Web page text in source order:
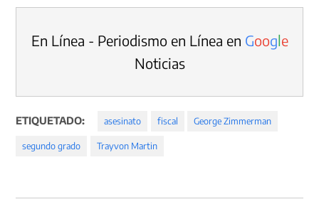
En Línea - Periodismo en Línea en Google
Noticias
ETIQUETADO: asesinato fiscal George Zimmerman
segundo grado Trayvon Martin